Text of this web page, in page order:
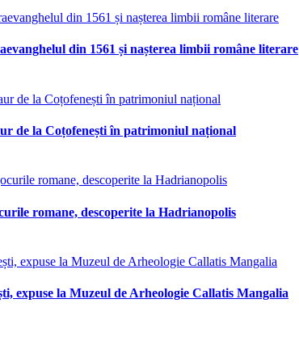
din 1561 și nașterea limbii române literare
de la Coțofenești în patrimoniul național
romane, descoperite la Hadrianopolis
expuse la Muzeul de Arheologie Callatis Mangalia